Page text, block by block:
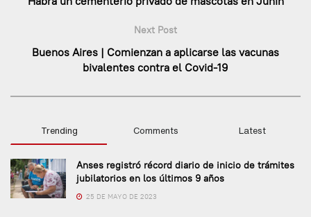
Next Post
Buenos Aires | Comienzan a aplicarse las vacunas
bivalentes contra el Covid-19
Trending Comments Latest
Anses registró récord diario de inicio de trámites
jubilatorios en los últimos 9 años
25 DE MAYO DE 2023